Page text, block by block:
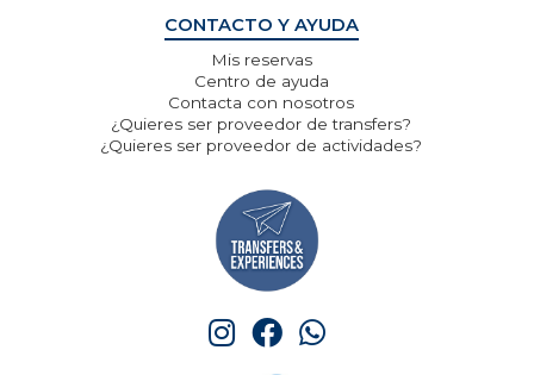
CONTACTO Y AYUDA
Mis reservas
Centro de ayuda
Contacta con nosotros
¿Quieres ser proveedor de transfers?
¿Quieres ser proveedor de actividades?